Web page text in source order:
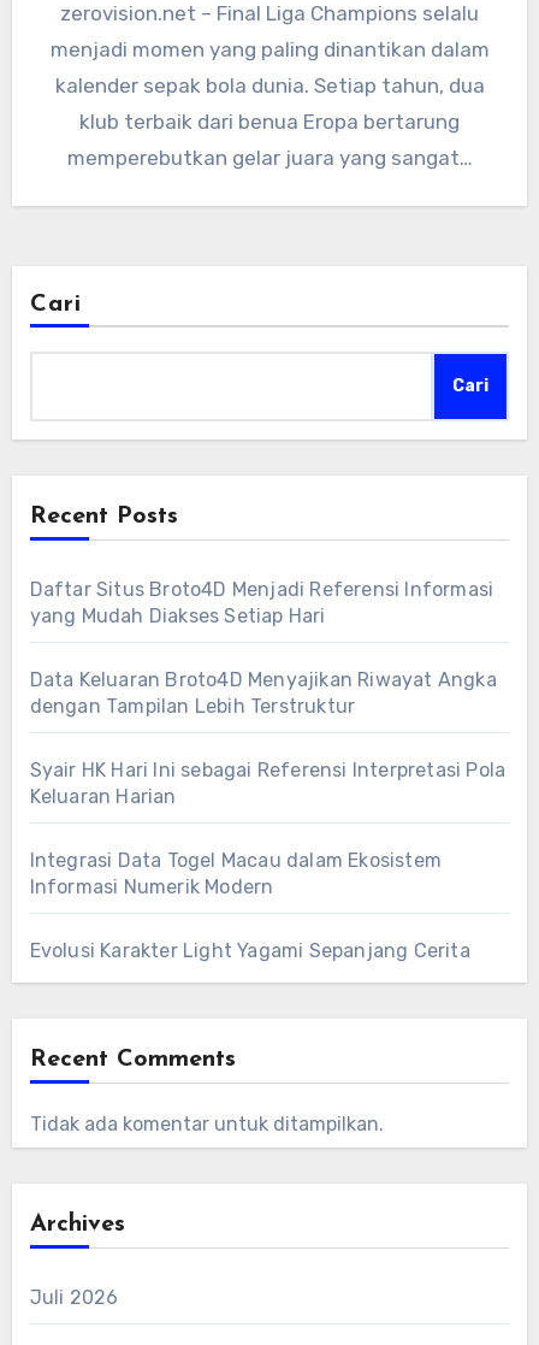
zerovision.net – Final Liga Champions selalu
menjadi momen yang paling dinantikan dalam
kalender sepak bola dunia. Setiap tahun, dua
klub terbaik dari benua Eropa bertarung
memperebutkan gelar juara yang sangat…
Cari
Cari
Recent Posts
Daftar Situs Broto4D Menjadi Referensi Informasi
yang Mudah Diakses Setiap Hari
Data Keluaran Broto4D Menyajikan Riwayat Angka
dengan Tampilan Lebih Terstruktur
Syair HK Hari Ini sebagai Referensi Interpretasi Pola
Keluaran Harian
Integrasi Data Togel Macau dalam Ekosistem
Informasi Numerik Modern
Evolusi Karakter Light Yagami Sepanjang Cerita
Recent Comments
Tidak ada komentar untuk ditampilkan.
Archives
Juli 2026